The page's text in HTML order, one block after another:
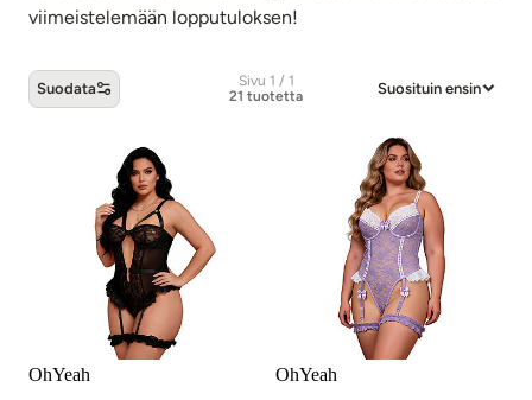
viimeistelemään lopputuloksen!
Suodata
Sivu 1 / 1
21 tuotetta
Suosituin ensin
Korsetit ja bodyt Plus Size -tuotteet
OhYeah OhYeah